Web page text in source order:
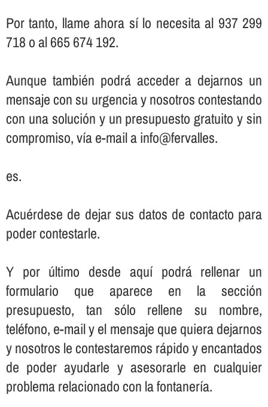
Por tanto, llame ahora sí­ lo necesita al 937 299
718 o al 665 674 192.
Aunque también podrá acceder a dejarnos un
mensaje con su urgencia y nosotros contestando
con una solución y un presupuesto gratuito y sin
compromiso, ví­a e-mail a info@fervalles.
es.
Acuérdese de dejar sus datos de contacto para
poder contestarle.
Y por último desde aquí­ podrá rellenar un
formulario que aparece en la sección
presupuesto, tan sólo rellene su nombre,
teléfono, e-mail y el mensaje que quiera dejarnos
y nosotros le contestaremos rápido y encantados
de poder ayudarle y asesorarle en cualquier
problema relacionado con la fontanerí­a.